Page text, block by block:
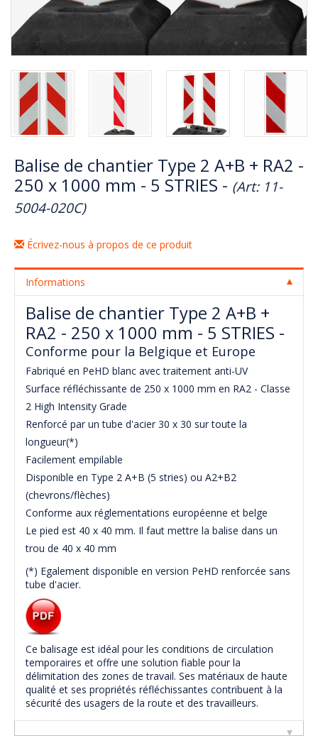
Balise de chantier Type 2 A+B + RA2 -
250 x 1000 mm - 5 STRIES - (Art: 11-
5004-020C)
Écrivez-nous à propos de ce produit
Informations
Balise de chantier Type 2 A+B +
RA2 - 250 x 1000 mm - 5 STRIES -
Conforme pour la Belgique et Europe
Fabriqué en PeHD blanc avec traitement anti-UV
Surface réfléchissante de 250 x 1000 mm en RA2 - Classe
2 High Intensity Grade
Renforcé par un tube d'acier 30 x 30 sur toute la
longueur(*)
Facilement empilable
Disponible en Type 2 A+B (5 stries) ou A2+B2
(chevrons/flèches)
Conforme aux réglementations européenne et belge
Le pied est 40 x 40 mm. Il faut mettre la balise dans un
trou de 40 x 40 mm
(*) Egalement disponible en version PeHD renforcée sans
tube d'acier.
Ce balisage est idéal pour les conditions de circulation
temporaires et offre une solution fiable pour la
délimitation des zones de travail. Ses matériaux de haute
qualité et ses propriétés réfléchissantes contribuent à la
sécurité des usagers de la route et des travailleurs.